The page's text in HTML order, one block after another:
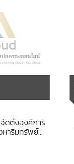
ดตั้งองค์การ
หาริมทรัพย์